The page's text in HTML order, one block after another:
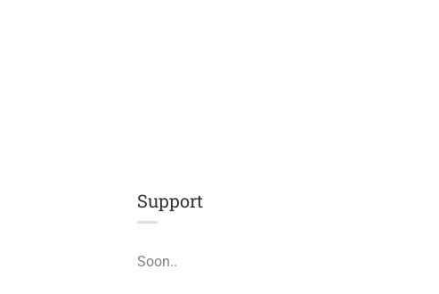
Support
Soon..